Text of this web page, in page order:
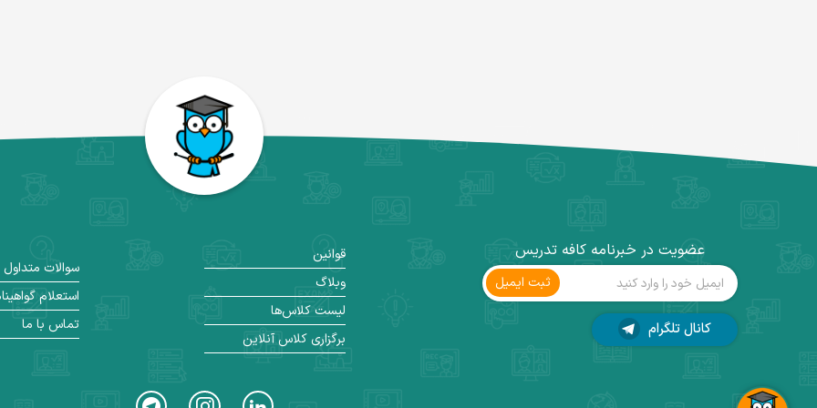
عضویت در خبرنامه کافه تدریس
ثبت ‌ایمیل
کانال تلگرام
قوانین
وبلاگ
لیست کلاس‌ها
برگزاری کلاس آنلاین
سوالات متداول
استعلام
تماس با ما